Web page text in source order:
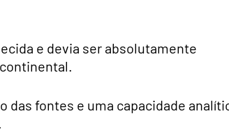
e devia ser absolutamente
das fontes e uma capacidade